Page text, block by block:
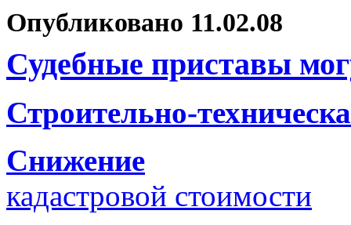
Опубликовано 11.02.08
Судебные приставы
Строительно-
Снижение
кадастровой стоимости